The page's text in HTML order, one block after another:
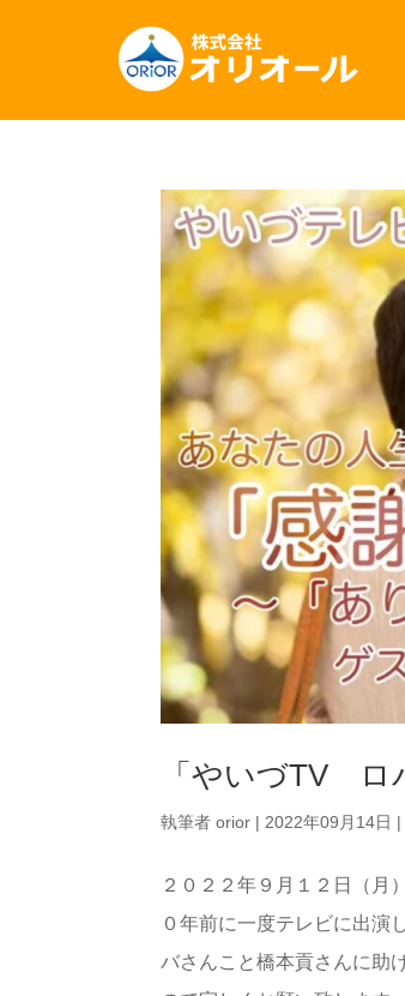
「やいづTV ロ
執筆者orior | 2022年09月14日 |
２０２２年９月１２日（
０年前に一度テレビに出演
バさんこと橋本貢さんに助